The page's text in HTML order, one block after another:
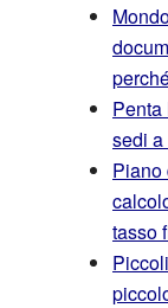
sedi a
Piano
tasso